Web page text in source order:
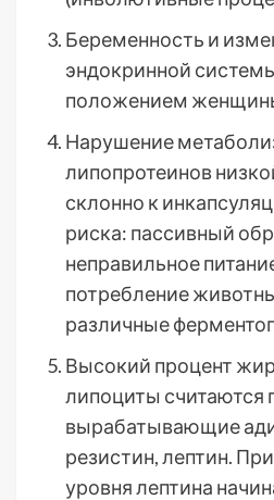
Беременность и
эндокринной
положением
Нарушение
липопротеинов
склонно к
риска: пассивный
неправильное
потребление
различные
Высокий процент
липоциты
вырабатывающие
резистин, лептин.
уровня лептина